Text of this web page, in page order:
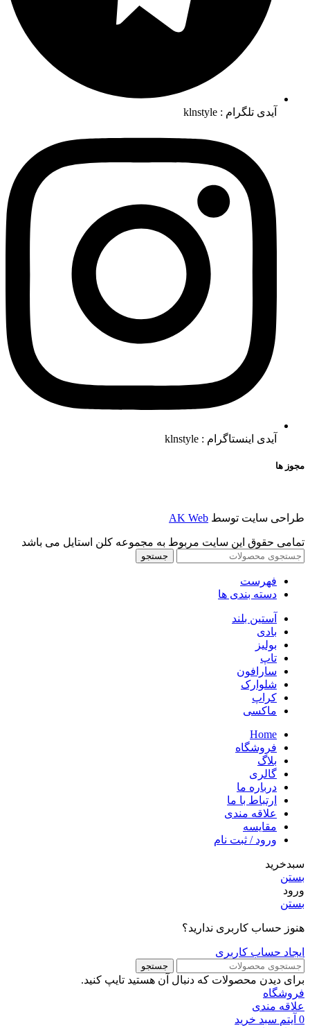
آیدی تلگرام : klnstyle
آیدی اینستاگرام : klnstyle
مجوز ها
طراحی سایت توسط AK Web
تمامی حقوق این سایت مربوط به مجموعه کلن استایل می باشد
جستجو
فهرست
دسته بندی ها
آستین بلند
بادی
بولیز
تاپ
سارافون
شلوارک
کراپ
ماکسی
Home
فروشگاه
بلاگ
گالری
درباره ما
ارتباط با ما
علاقه مندی
مقایسه
ورود / ثبت نام
سبدخرید
بستن
ورود
بستن
هنوز حساب کاربری ندارید؟
ایجاد حساب کاربری
جستجو
برای دیدن محصولات که دنبال آن هستید تایپ کنید.
فروشگاه
علاقه مندی
0 آیتم سبد خرید